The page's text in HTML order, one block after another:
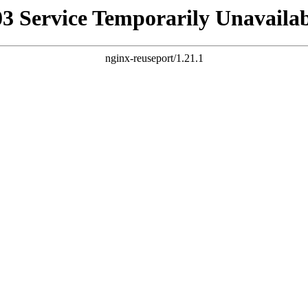
Service Temporarily
nginx-reuseport/1.21.1